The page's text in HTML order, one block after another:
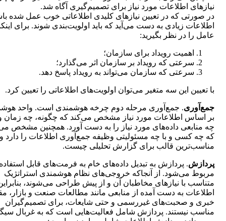
نیازهای اطلاعات مورد نیاز برای تصمیم‌گیری آگاه شد.
در صورتی که در تعیین نیازهای کلیدی اطلاعاتی خوب عمل شده
اطلاعات زیادی به دست می‌آید که باید اولویت‌بندی شوند. برای
عامل را در نظر بگیرید:
اهمیت رویداد برای سازمان؛
سرعتی که رویداد بر سازمان اثر می‌گذارد؛
سرعتی که سازمان می‌تواند به رویداد پاسخ دهد.
با تعیین این سه متغیر می‌توان اولویت‌های اطلاعاتی را تعیین کرد.
جمع‌آوری. جمع‌آوری مرحله دوم چرخه هوشمندی است. واحد
بر اساس اطلاعات مورد نیاز مشخص می‌کند که چگونه، چه زمان
چه منابعی داده‌های مورد نیاز را به دست آورد. همچنین مشخص
که چه کسی و با چه مسئولیتی وظیفه جمع‌آوری اطلاعات را دارد و
مناسب‌ترین قالب برای گزارش تحلیلی چیست.
پردازش. پردازش به تبدیل داده‌های خام به فرمت‌های قابل
مربوط می‌شود. از آنجاکه خروجی‌های نظام هوشمندی استراتژیک
متناسب با نیازهای مخاطبان آن و از پیش طراحی می‌شوند،
اطلاعات به دست آمده از منابعی مانند مطالعات صنعت و بازار،
خبری و صحبت‌های غیر‌رسمی و حتی شایعات، برای تصمیم‌گیران
مناسب نیستند. پردازش شامل فعالیت‌هایی است که به غربال